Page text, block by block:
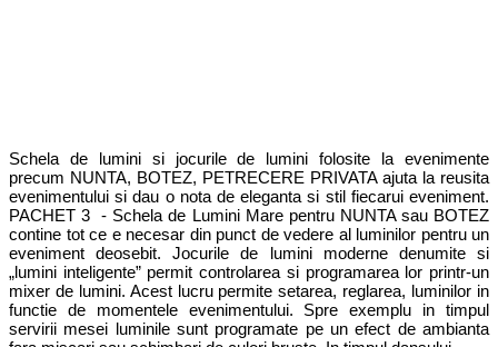
Schela de lumini si jocurile de lumini folosite la evenimente
precum NUNTA, BOTEZ, PETRECERE PRIVATA ajuta la reusita
evenimentului si dau o nota de eleganta si stil fiecarui eveniment.
PACHET 3 - Schela de Lumini Mare pentru NUNTA sau BOTEZ
contine tot ce e necesar din punct de vedere al luminilor pentru un
eveniment deosebit. Jocurile de lumini moderne denumite si
„lumini inteligente” permit controlarea si programarea lor printr-un
mixer de lumini. Acest lucru permite setarea, reglarea, luminilor in
functie de momentele evenimentului. Spre exemplu in timpul
servirii mesei luminile sunt programate pe un efect de ambianta